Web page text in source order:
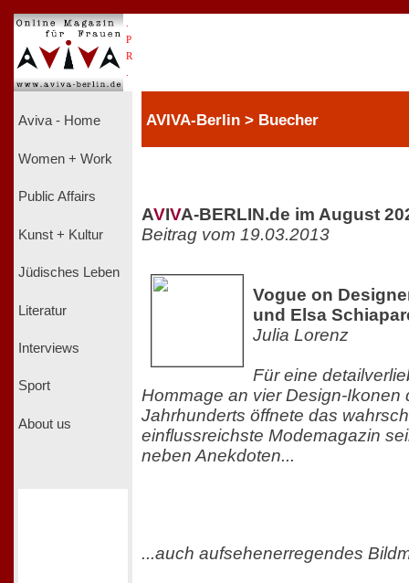
P
R
Aviva - Home
Women + Work
Public Affairs
Kunst + Kultur
Jüdisches Leben
Literatur
Interviews
Sport
About us
AVIVA-Berlin > Buecher
AVIVA-BERLIN.de im August
Beitrag vom 19.03.2013
Vogue on
und Elsa
Julia Lorenz
Für eine
Hommage an vier Design-Ikonen
Jahrhunderts öffnete das
einflussreichste Modemagazin
neben Anekdoten...
...auch aufsehenerregendes